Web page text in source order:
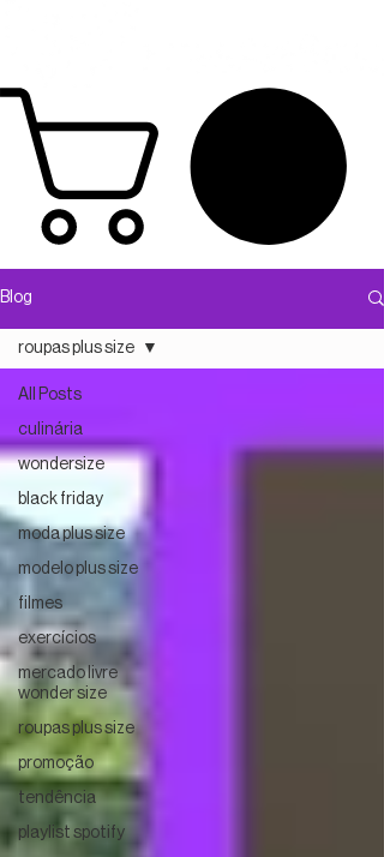
Blog
All Posts
culinária
wondersize
black friday
moda plus size
modelo plus size
filmes
exercícios
mercado livre
wonder size
roupas plus size
promoção
tendência
playlist spotify
roupas plus size